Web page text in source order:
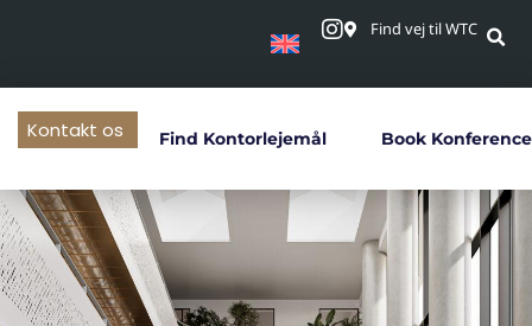
Find vej til WTC
Find Kontorlejemål Book Konference
Kontakt os